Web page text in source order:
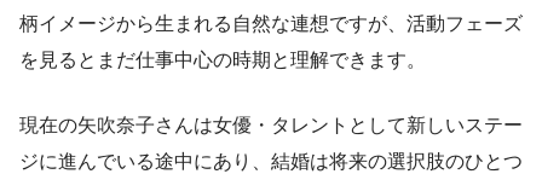
柄イメージから生まれる自然な連想ですが、活動フェーズ
を見るとまだ仕事中心の時期と理解できます。
現在の矢吹奈子さんは女優・タレントとして新しいステー
ジに進んでいる途中にあり、結婚は将来の選択肢のひとつ